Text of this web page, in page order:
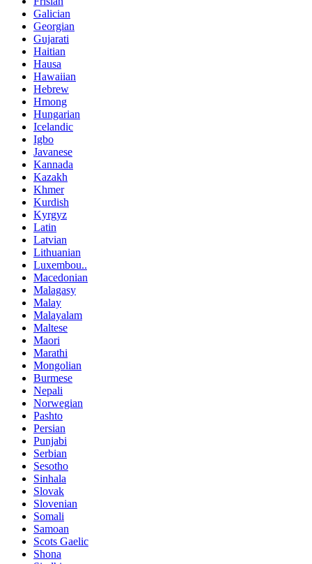
Galician
Georgian
Gujarati
Haitian
Hausa
Hawaiian
Hebrew
Hmong
Hungarian
Icelandic
Igbo
Javanese
Kannada
Kazakh
Khmer
Kurdish
Kyrgyz
Latin
Latvian
Lithuanian
Luxembou..
Macedonian
Malagasy
Malay
Malayalam
Maltese
Maori
Marathi
Mongolian
Burmese
Nepali
Norwegian
Pashto
Persian
Punjabi
Serbian
Sesotho
Sinhala
Slovak
Slovenian
Somali
Samoan
Scots Gaelic
Shona